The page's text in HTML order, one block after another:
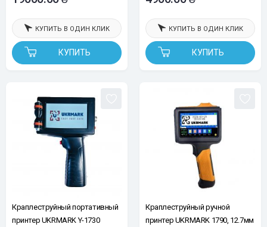
конвейере
КУПИТЬ
КУПИТЬ В ОДИН КЛИК
КУПИТЬ
КУПИТЬ В ОДИН КЛИК
Краплеструйный портативный
принтер UKRMARK Y-1730
Краплеструйный ручной
принтер UKRMARK 1790, 12.7мм